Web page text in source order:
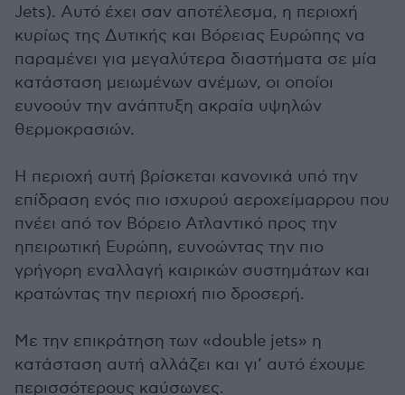
Jets). Αυτό έχει σαν αποτέλεσμα, η περιοχή
κυρίως της Δυτικής και Βόρειας Ευρώπης να
παραμένει για μεγαλύτερα διαστήματα σε μία
κατάσταση μειωμένων ανέμων, οι οποίοι
ευνοούν την ανάπτυξη ακραία υψηλών
θερμοκρασιών.
Η περιοχή αυτή βρίσκεται κανονικά υπό την
επίδραση ενός πιο ισχυρού αεροχείμαρρου που
πνέει από τον Bόρειο Ατλαντικό προς την
ηπειρωτική Ευρώπη, ευνοώντας την πιο
γρήγορη εναλλαγή καιρικών συστημάτων και
κρατώντας την περιοχή πιο δροσερή.
Με την επικράτηση των «double jets» η
κατάσταση αυτή αλλάζει και γι’ αυτό έχουμε
περισσότερους καύσωνες.